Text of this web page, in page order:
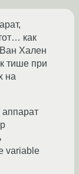
как
Хален
тише при
на
аппарат
variable